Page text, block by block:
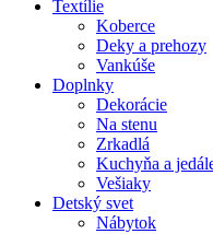
Textílie
Koberce
Deky a prehozy
Vankúše
Doplnky
Dekorácie
Na stenu
Zrkadlá
Kuchyňa a
Vešiaky
Detský svet
Nábytok